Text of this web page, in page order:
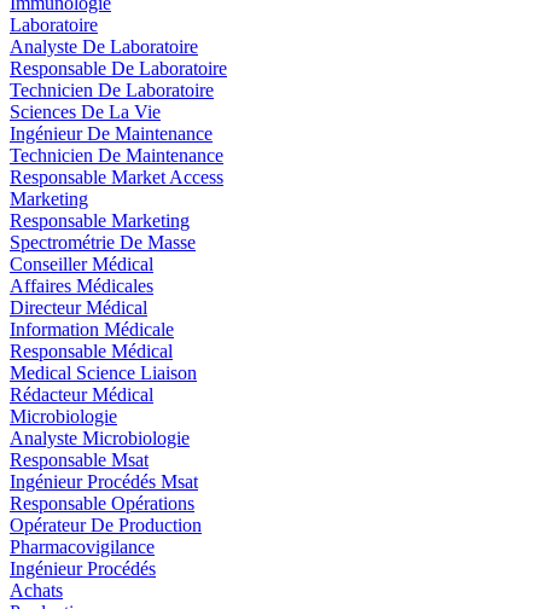
Laboratoire
Analyste De Laboratoire
Responsable De Laboratoire
Technicien De Laboratoire
Sciences De La Vie
Ingénieur De Maintenance
Technicien De Maintenance
Responsable Market Access
Marketing
Responsable Marketing
Spectrométrie De Masse
Conseiller Médical
Affaires Médicales
Directeur Médical
Information Médicale
Responsable Médical
Medical Science Liaison
Rédacteur Médical
Microbiologie
Analyste Microbiologie
Responsable Msat
Ingénieur Procédés Msat
Responsable Opérations
Opérateur De Production
Pharmacovigilance
Ingénieur Procédés
Achats